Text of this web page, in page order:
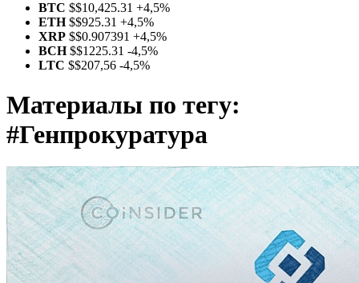
BTC $$10,425.31 +4,5%
ETH$$925.31 +4,5%
XRP $$0.907391 +4,5%
BCH$$1225.31 -4,5%
LTC $$207,56 -4,5%
Материалы по тегу:
#Генпрокуратура